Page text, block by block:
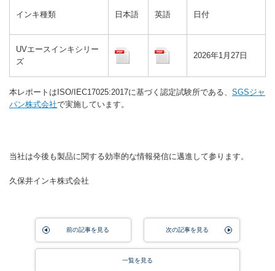
インキ種類 日本語 英語 日付
UVエースインキシリー
ズ
2026年1月27日
本レポートはISO/IEC17025:2017に基づく認定試験所である、 SGSジャ
パン株式会社で実施しています。
当社は今後も製品に関する効率的な情報発信に邁進して参ります。
久保井インキ株式会社
前の記事を見る 次の記事を見る
一覧を見る